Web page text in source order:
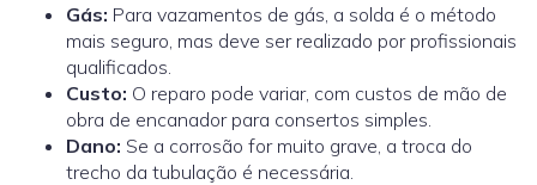
Gás: Para vazamentos de gás, a solda é o método
mais seguro, mas deve ser realizado por profissionais
qualificados.
Custo: O reparo pode variar, com custos de mão de
obra de encanadorpara consertos simples.
Dano: Se a corrosão for muito grave, a troca do
trecho da tubulação é necessária.